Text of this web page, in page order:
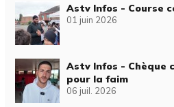
Astv Infos - Course
01 juin 2026
Astv Infos - Chèque
pour la faim
06 juil. 2026